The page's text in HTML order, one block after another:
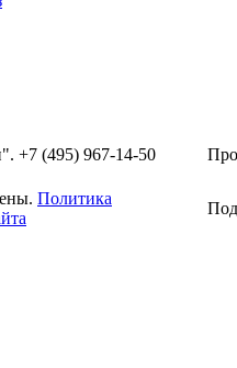
+7 (495) 967-14-50
Политика